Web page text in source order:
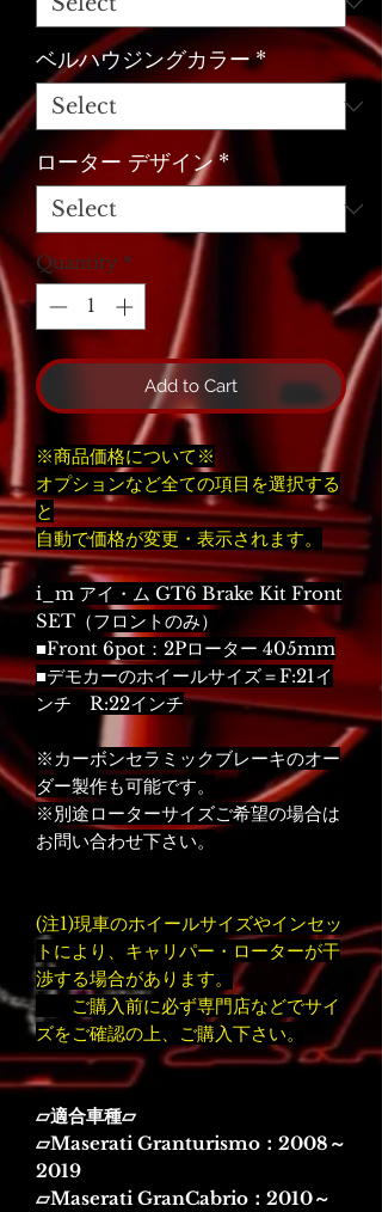
ベルハウジングカラー*
ローター デザイン *
Quantity *
Add to Cart
※商品価格について※
オプションなど全ての項目を選択する
と
自動で価格が変更・表示されます。
i_m アイ・ム GT6 Brake Kit Front
SET（フロントのみ）
■Front 6pot：2Pローター 405mm
■デモカーのホイールサイズ＝F:21イ
ンチ R:22インチ
※カーボンセラミックブレーキのオー
ダー製作も可能です。
※別途ローターサイズご希望の場合は
お問い合わせ下さい。
(注1)現車のホイールサイズやインセッ
トにより、キャリパー・ローターが干
渉する場合があります。
ご購入前に必ず専門店などでサイ
ズをご確認の上、ご購入下さい。
▱適合車種▱
▱Maserati Granturismo：2008～
2019
▱Maserati GranCabrio：2010～